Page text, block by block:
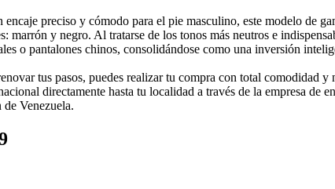
preciso y cómodo para el pie masculino, este modelo de
marrón y negro. Al tratarse de los tonos más neutros e
o pantalones chinos, consolidándose como una inversión
tus pasos, puedes realizar tu compra con total comodidad
directamente hasta tu localidad a través de la empresa de
Venezuela.